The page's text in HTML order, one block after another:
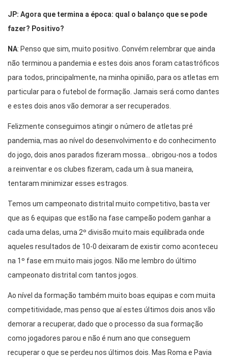
JP: Agora que termina a época: qual o balanço que se pode
fazer? Positivo?
NA: Penso que sim, muito positivo. Convém relembrar que ainda
não terminou a pandemia e estes dois anos foram catastróficos
para todos, principalmente, na minha opinião, para os atletas em
particular para o futebol de formação. Jamais será como dantes
e estes dois anos vão demorar a ser recuperados.
Felizmente conseguimos atingir o número de atletas pré
pandemia, mas ao nível do desenvolvimento e do conhecimento
do jogo, dois anos parados fizeram mossa… obrigou-nos a todos
a reinventar e os clubes fizeram, cada um à sua maneira,
tentaram minimizar esses estragos.
Temos um campeonato distrital muito competitivo, basta ver
que as 6 equipas que estão na fase campeão podem ganhar a
cada uma delas, uma 2º divisão muito mais equilibrada onde
aqueles resultados de 10-0 deixaram de existir como aconteceu
na 1º fase em muito mais jogos. Não me lembro do último
campeonato distrital com tantos jogos.
Ao nível da formação também muito boas equipas e com muita
competitividade, mas penso que aí estes últimos dois anos vão
demorar a recuperar, dado que o processo da sua formação
como jogadores parou e não é num ano que conseguem
recuperar o que se perdeu nos últimos dois. Mas Roma e Pavia